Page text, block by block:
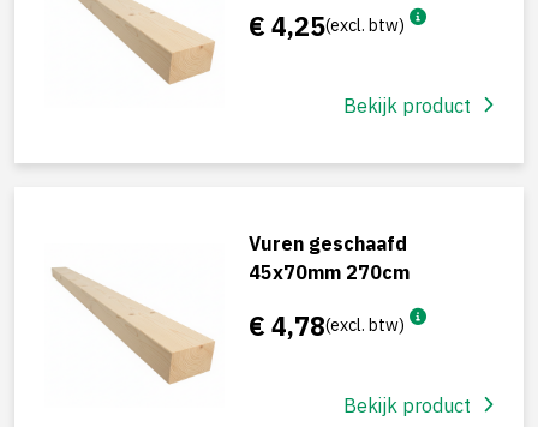
€ 4,25(excl. btw)
Bekijk product
Vuren geschaafd
45x70mm 270cm
€ 4,78(excl. btw)
Bekijk product